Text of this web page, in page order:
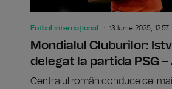
Fotbal internațional 13 Iunie 2025, 12:57
Mondialul Cluburilor:
delegat la partida PSG
Centralul român conduce cel